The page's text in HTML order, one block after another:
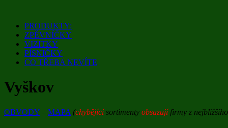
obsahu
webu
PRODUKTY:
ZPĚVNÍČKY
VIZITKY
PÍSNIČKY
CO TŘEBA NEVÍTE
Vyškov
OBVODY – MAPA (chybějícísortimenty obsazujífirmy z